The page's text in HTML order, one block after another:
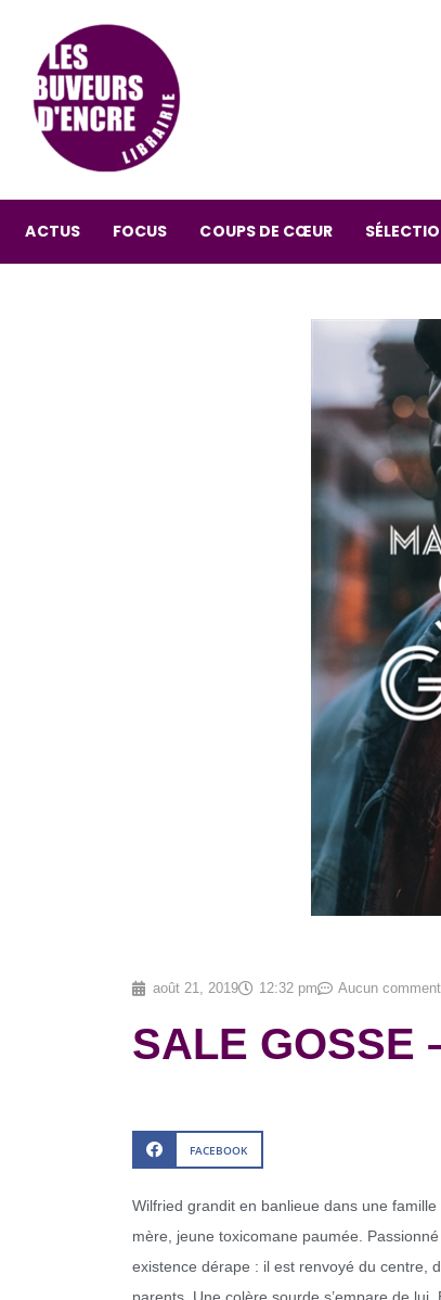
ACTUS FOCUS COUPS DE CŒUR
août 21, 2019 12:32 pm Aucun
SALE GOSSE
FACEBOOK
Wilfried grandit en banlieue dans une
mère, jeune toxicomane paumée.
existence dérape : il est renvoyé du centre,